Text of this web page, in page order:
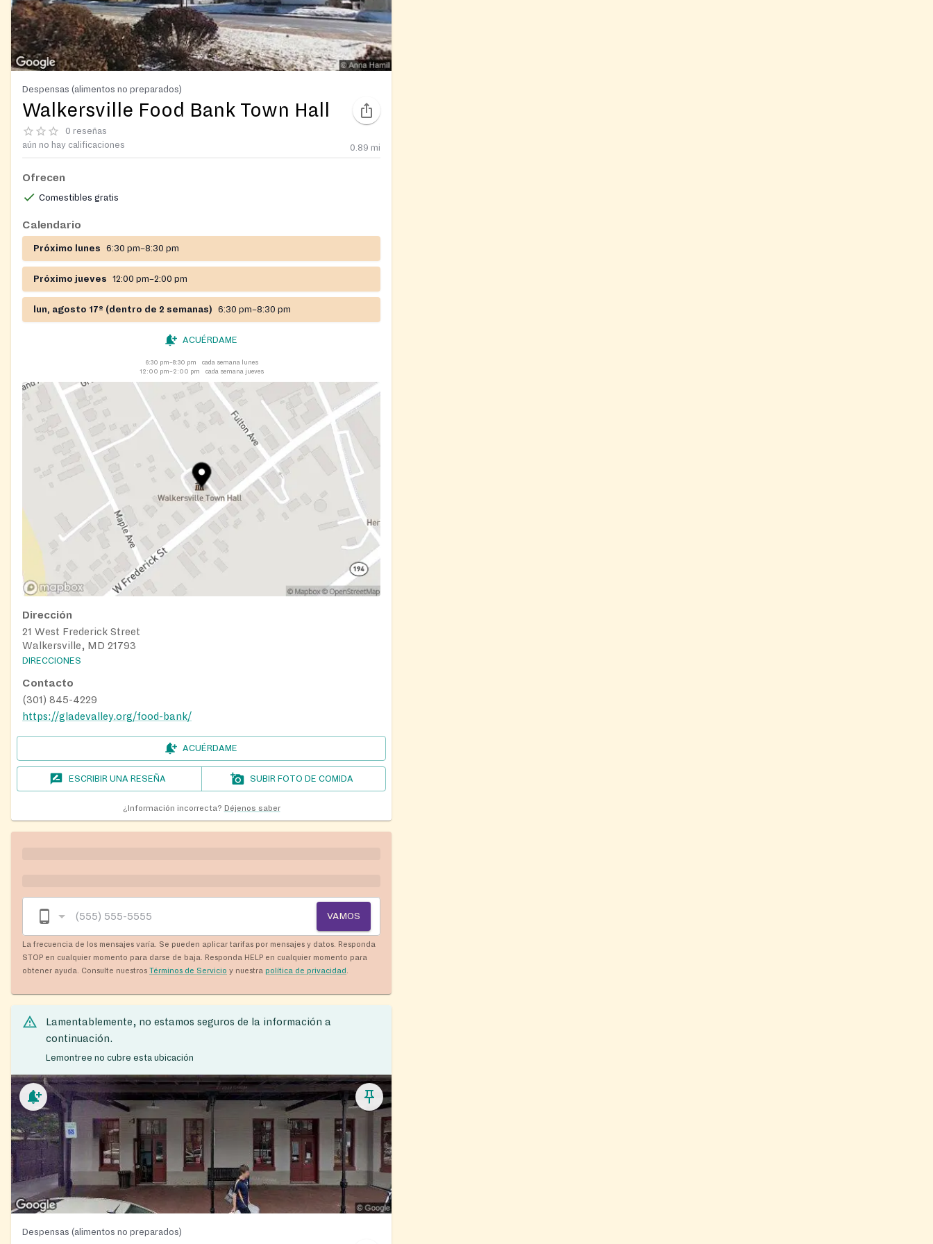
Despensas (alimentos no preparados)
Walkersville Food Bank Town Hall
0 reseñas
aún no hay calificaciones
0.89 mi
Ofrecen
Comestibles gratis
Calendario
Próximo lunes 6:30 pm–8:30 pm
Próximo jueves 12:00 pm–2:00 pm
lun, agosto 17º (dentro de 2 semanas) 6:30 pm–8:30 pm
ACUÉRDAME
6:30 pm–8:30 pm
cada semana lunes
12:00 pm–2:00 pm
cada semana jueves
Dirección
21 West Frederick Street
Walkersville, MD 21793
DIRECCIONES
Contacto
(301) 845-4229
https://gladevalley.org/food-bank/
ACUÉRDAME
ESCRIBIR UNA RESEÑA SUBIR FOTO DE COMIDA
¿Información incorrecta? Déjenos saber
VAMOS
La frecuencia de los mensajes varía. Se pueden aplicar tarifas por mensajes y datos. Responda
STOP en cualquier momento para darse de baja. Responda HELP en cualquier momento para
obtener ayuda. Consulte nuestros Términos de Servicio y nuestra política de privacidad
Lamentablemente, no estamos seguros de la información a
continuación.
Lemontree no cubre esta ubicación
Despensas (alimentos no preparados)